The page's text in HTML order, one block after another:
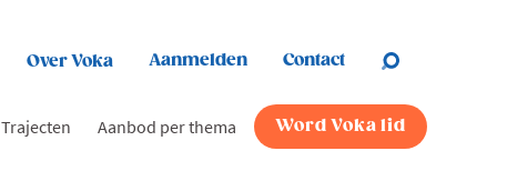
Over Voka Aanmelden Contact
Trajecten Aanbod per thema Word Voka lid